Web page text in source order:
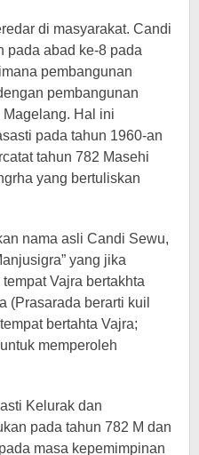
di masyarakat. Candi
pada abad ke-8 pada
pembangunan
pembangunan
Hal ini
pada tahun 1960-an
tahun 782 Masehi
yang bertuliskan
nama asli Candi Sewu,
yang jika
Vajra bertakhta
(Prasarada berarti kuil
bertahta Vajra;
memperoleh
Kelurak dan
pada tahun 782 M dan
masa kepemimpinan